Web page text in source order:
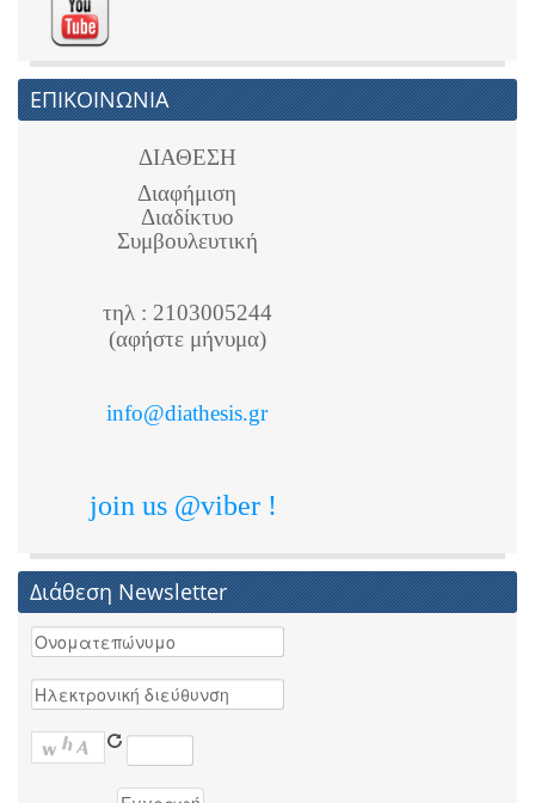
ΕΠΙΚΟΙΝΩΝΙΑ
ΔΙΑΘΕΣΗ
Διαφήμιση
Διαδίκτυο
Συμβουλευτική
τηλ : 2103005244
(αφήστε μήνυμα)
info@diathesis.gr
join us @viber !
Διάθεση Newsletter